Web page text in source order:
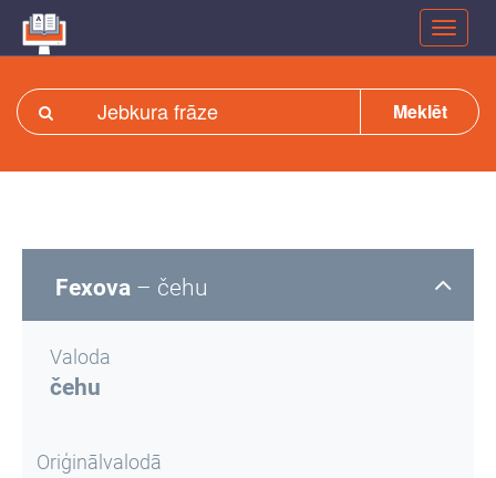
Meklēt
Fexova – čehu
Valoda
čehu
Oriģinālvalodā